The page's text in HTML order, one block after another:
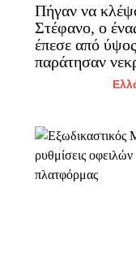
Πήγαν να
Στέφανο, ο
έπεσε από
παράτησαν